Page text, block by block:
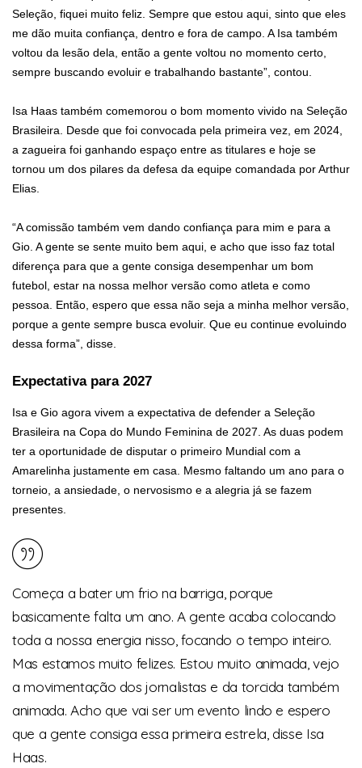
Seleção, fiquei muito feliz. Sempre que estou aqui, sinto que eles
me dão muita confiança, dentro e fora de campo. A Isa também
voltou da lesão dela, então a gente voltou no momento certo,
sempre buscando evoluir e trabalhando bastante”, contou.
Isa Haas também comemorou o bom momento vivido na Seleção
Brasileira. Desde que foi convocada pela primeira vez, em 2024,
a zagueira foi ganhando espaço entre as titulares e hoje se
tornou um dos pilares da defesa da equipe comandada por Arthur
Elias.
“A comissão também vem dando confiança para mim e para a
Gio. A gente se sente muito bem aqui, e acho que isso faz total
diferença para que a gente consiga desempenhar um bom
futebol, estar na nossa melhor versão como atleta e como
pessoa. Então, espero que essa não seja a minha melhor versão,
porque a gente sempre busca evoluir. Que eu continue evoluindo
dessa forma”, disse.
Expectativa para 2027
Isa e Gio agora vivem a expectativa de defender a Seleção
Brasileira na Copa do Mundo Feminina de 2027. As duas podem
ter a oportunidade de disputar o primeiro Mundial com a
Amarelinha justamente em casa. Mesmo faltando um ano para o
torneio, a ansiedade, o nervosismo e a alegria já se fazem
presentes.
Começa a bater um frio na barriga, porque
basicamente falta um ano. A gente acaba colocando
toda a nossa energia nisso, focando o tempo inteiro.
Mas estamos muito felizes. Estou muito animada, vejo
a movimentação dos jornalistas e da torcida também
animada. Acho que vai ser um evento lindo e espero
que a gente consiga essa primeira estrela, disse Isa
Haas.